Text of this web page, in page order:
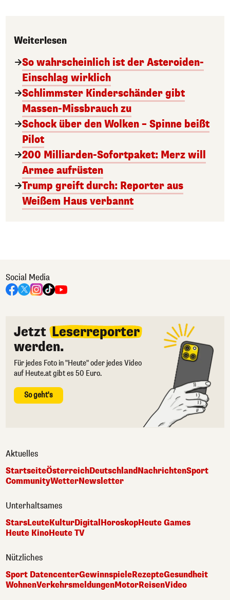
Weiterlesen
So wahrscheinlich ist der Asteroiden-
Einschlag wirklich
Schlimmster Kinderschänder gibt
Massen-Missbrauch zu
Schock über den Wolken – Spinne beißt
Pilot
200 Milliarden-Sofortpaket: Merz will
Armee aufrüsten
Trump greift durch: Reporter aus
Weißem Haus verbannt
Social Media
Jetzt Leserreporter
werden.
Für jedes Foto in "Heute" oder jedes Video
auf Heute.at gibt es 50 Euro.
So geht's
Aktuelles
StartseiteÖsterreichDeutschlandNachrichtenSport
CommunityWetterNewsletter
Unterhaltsames
StarsLeuteKulturDigital HoroskopHeute Games
Heute KinoHeute TV
Nützliches
Sport DatencenterGewinnspieleRezepteGesundheit
WohnenVerkehrsmeldungenMotorReisenVideo